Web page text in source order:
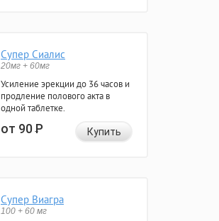
Супер Сиалис
20мг + 60мг
Усиление эрекции до 36 часов и
продление полового акта в
одной таблетке.
от 90Р Купить
Супер Виагра
100 + 60 мг